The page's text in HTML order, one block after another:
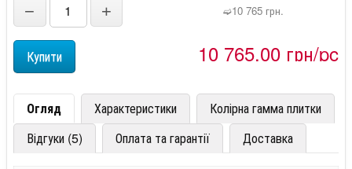
− + ➫10 765 грн.
10 765,00 грн/pc
Огляд Характеристики
Колірна гамма плитки
Відгуки (5)
Оплата та гарантії Доставка